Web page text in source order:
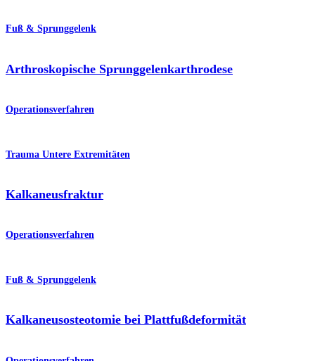
Fuß & Sprunggelenk
Arthroskopische Sprunggelenkarthrodese
Operationsverfahren
Trauma Untere Extremitäten
Kalkaneusfraktur
Operationsverfahren
Fuß & Sprunggelenk
Kalkaneusosteotomie bei Plattfußdeformität